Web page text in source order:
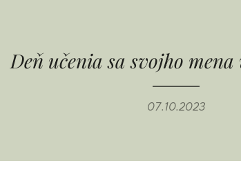
Deň učenia sa svojho
07.10.2023